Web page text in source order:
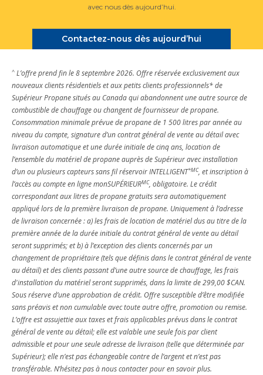
avec nous dès aujourd’hui.
Contactez-nous dès aujourd’hui
^ L’offre prend fin le 8 septembre 2026. Offre réservée exclusivement aux
nouveaux clients résidentiels et aux petits clients professionnels* de
Supérieur Propane situés au Canada qui abandonnent une autre source de
combustible de chauffage ou changent de fournisseur de propane.
Consommation minimale prévue de propane de 1 500 litres par année au
niveau du compte, signature d’un contrat général de vente au détail avec
livraison automatique et une durée initiale de cinq ans, location de
l’ensemble du matériel de propane auprès de Supérieur avec installation
d’un ou plusieurs capteurs sans fil réservoir INTELLIGENT*MC, et inscription à
l’accès au compte en ligne monSUPÉRIEURMC, obligatoire. Le crédit
correspondant aux litres de propane gratuits sera automatiquement
appliqué lors de la première livraison de propane. Uniquement à l’adresse
de livraison concernée : a) les frais de location de matériel dus au titre de la
première année de la durée initiale du contrat général de vente au détail
seront supprimés; et b) à l’exception des clients concernés par un
changement de propriétaire (tels que définis dans le contrat général de vente
au détail) et des clients passant d’une autre source de chauffage, les frais
d'installation du matériel seront supprimés, dans la limite de 299,00 $CAN.
Sous réserve d’une approbation de crédit. Offre susceptible d’être modifiée
sans préavis et non cumulable avec toute autre offre, promotion ou remise.
L’offre est assujettie aux taxes et frais applicables prévus dans le contrat
général de vente au détail; elle est valable une seule fois par client
admissible et pour une seule adresse de livraison (telle que déterminée par
Supérieur); elle n’est pas échangeable contre de l’argent et n’est pas
transférable. N’hésitez pas à nous contacter pour en savoir plus.